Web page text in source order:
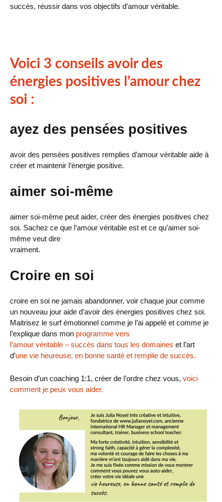
succès, réussir dans vos objectifs d’amour véritable.
Voici 3 conseils avoir des
énergies positives l’amour chez
soi :
ayez des pensées positives
avoir des pensées positives remplies d’amour véritable aide à
créer et maintenir l’énergie positive.
aimer soi-même
aimer soi-même peut aider, créer des énergies positives chez
soi. Sachez ce que l’amour véritable est et ce qu’aimer soi-
même veut dire
vraiment.
Croire en soi
croire en soi ne jamais abandonner, voir chaque jour comme
un nouveau jour aide d’avoir des énergies positives chez soi.
Maitrisez le surf émotionnel comme je l’ai appelé et comme je
l’explique dans mon programme vers
l’amour véritable – succès dans tous les domaines et l’art
d’une vie heureuse, en bonne santé et remplie de succès.
Besoin d’un coaching 1:1, créer de l’ordre chez vous, voici
comment je peux vous aider.